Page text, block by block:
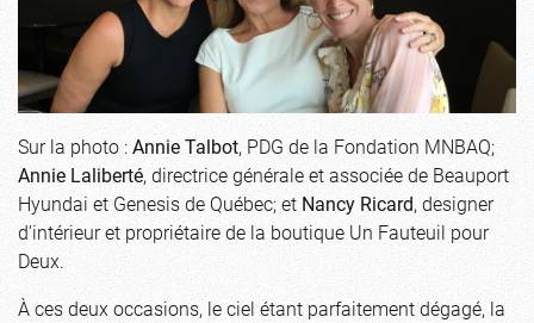
Sur la photo :Annie Talbot, PDG de la Fondation MNBAQ;
Annie Laliberté, directrice générale et associée de Beauport
Hyundai et Genesis de Québec; etNancy Ricard, designer
d’intérieur et propriétaire de la boutique Un Fauteuil pour
Deux.
À ces deux occasions, le ciel étant parfaitement dégagé, la